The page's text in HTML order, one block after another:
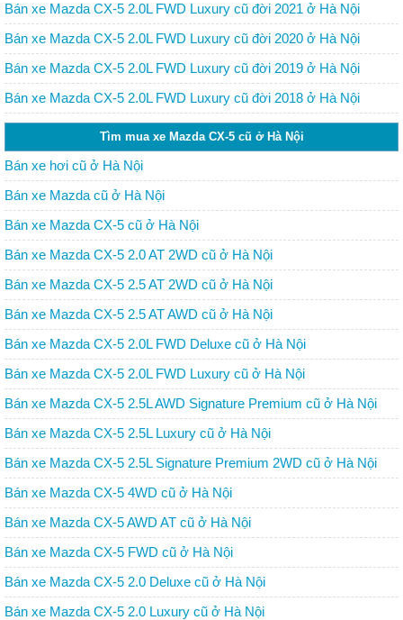
Bán xe Mazda CX-5 2.0L FWD Luxury cũ đời 2021 ở Hà Nội
Bán xe Mazda CX-5 2.0L FWD Luxury cũ đời 2020 ở Hà Nội
Bán xe Mazda CX-5 2.0L FWD Luxury cũ đời 2019 ở Hà Nội
Bán xe Mazda CX-5 2.0L FWD Luxury cũ đời 2018 ở Hà Nội
Tìm mua xe Mazda CX-5 cũ ở Hà Nội
Bán xe hơi cũ ở Hà Nội
Bán xe Mazda cũ ở Hà Nội
Bán xe Mazda CX-5 cũ ở Hà Nội
Bán xe Mazda CX-5 2.0 AT 2WD cũ ở Hà Nội
Bán xe Mazda CX-5 2.5 AT 2WD cũ ở Hà Nội
Bán xe Mazda CX-5 2.5 AT AWD cũ ở Hà Nội
Bán xe Mazda CX-5 2.0L FWD Deluxe cũ ở Hà Nội
Bán xe Mazda CX-5 2.0L FWD Luxury cũ ở Hà Nội
Bán xe Mazda CX-5 2.5L AWD Signature Premium cũ ở Hà Nội
Bán xe Mazda CX-5 2.5L Luxury cũ ở Hà Nội
Bán xe Mazda CX-5 2.5L Signature Premium 2WD cũ ở Hà Nội
Bán xe Mazda CX-5 4WD cũ ở Hà Nội
Bán xe Mazda CX-5 AWD AT cũ ở Hà Nội
Bán xe Mazda CX-5 FWD cũ ở Hà Nội
Bán xe Mazda CX-5 2.0 Deluxe cũ ở Hà Nội
Bán xe Mazda CX-5 2.0 Luxury cũ ở Hà Nội